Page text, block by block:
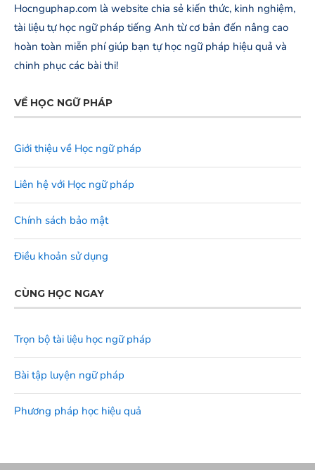
Hocnguphap.com là website chia sẻ kiến thức, kinh nghiệm,
tài liệu tự học ngữ pháp tiếng Anh từ cơ bản đến nâng cao
hoàn toàn miễn phí giúp bạn tự học ngữ pháp hiệu quả và
chinh phục các bài thi!
VỀ HỌC NGỮ PHÁP
Giới thiệu về Học ngữ pháp
Liên hệ với Học ngữ pháp
Chính sách bảo mật
Điều khoản sử dụng
CÙNG HỌC NGAY
Trọn bộ tài liệu học ngữ pháp
Bài tập luyện ngữ pháp
Phương pháp học hiệu quả